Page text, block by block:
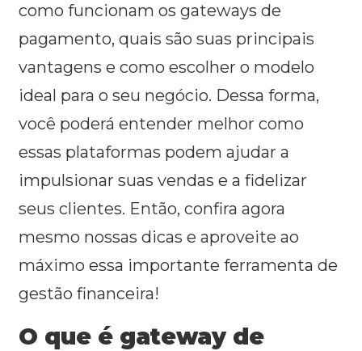
como funcionam os gateways de
pagamento, quais são suas principais
vantagens e como escolher o modelo
ideal para o seu negócio. Dessa forma,
você poderá entender melhor como
essas plataformas podem ajudar a
impulsionar suas vendas e a fidelizar
seus clientes. Então, confira agora
mesmo nossas dicas e aproveite ao
máximo essa importante ferramenta de
gestão financeira!
O que é gateway de